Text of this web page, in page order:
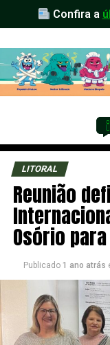
Confira a
LITORAL
Reunião
Osório
Publicado 1 ano atrás